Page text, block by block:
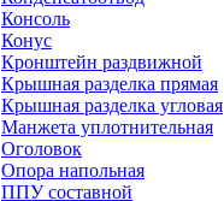
Консоль
Конус
Кронштейн раздвижной
Крышная разделка прямая
Крышная разделка угловая
Манжета уплотнительная
Оголовок
Опора напольная
ППУ составной